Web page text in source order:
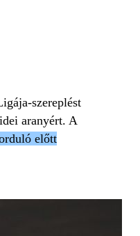
szereplést
aranyért. A
előtt